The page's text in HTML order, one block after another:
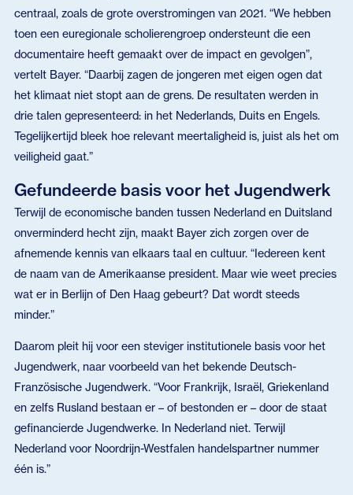
centraal, zoals de grote overstromingen van 2021. “We hebben
toen een euregionale scholierengroep ondersteunt die een
documentaire heeft gemaakt over de impact en gevolgen”,
vertelt Bayer. “Daarbij zagen de jongeren met eigen ogen dat
het klimaat niet stopt aan de grens. De resultaten werden in
drie talen gepresenteerd: in het Nederlands, Duits en Engels.
Tegelijkertijd bleek hoe relevant meertaligheid is, juist als het om
veiligheid gaat.”
Gefundeerde basis voor het Jugendwerk
Terwijl de economische banden tussen Nederland en Duitsland
onverminderd hecht zijn, maakt Bayer zich zorgen over de
afnemende kennis van elkaars taal en cultuur. “Iedereen kent
de naam van de Amerikaanse president. Maar wie weet precies
wat er in Berlijn of Den Haag gebeurt? Dat wordt steeds
minder.”
Daarom pleit hij voor een steviger institutionele basis voor het
Jugendwerk, naar voorbeeld van het bekende Deutsch-
Französische Jugendwerk. “Voor Frankrijk, Israël, Griekenland
en zelfs Rusland bestaan er – of bestonden er – door de staat
gefinancierde Jugendwerke. In Nederland niet. Terwijl
Nederland voor Noordrijn-Westfalen handelspartner nummer
één is.”